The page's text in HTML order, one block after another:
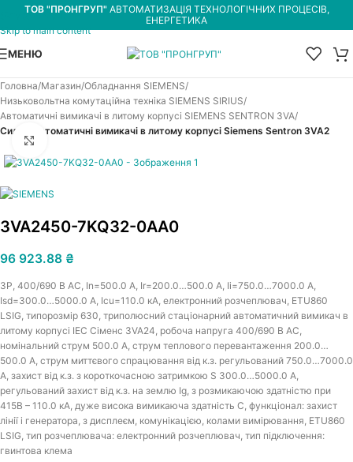
Skip to navigation
Skip to main content
ТОВ "ПРОНГРУП" АВТОМАТИЗАЦІЯ ТЕХНОЛОГІЧНИХ ПРОЦЕСІВ,
ЕНЕРГЕТИКА
МЕНЮ
Головна Магазин Обладнання SIEMENS
Низьковольтна комутаційна техніка SIEMENS SIRIUS
Автоматичні вимикачі в литому корпусі SIEMENS SENTRON 3VA
Силові автоматичні вимикачі в литому корпусі Siemens Sentron 3VA2
3VA2450-7KQ32-0AA0
96 923.88 ₴
3P, 400/690 В АС, In=500.0 A, Ir=200.0…500.0 A, Iі=750.0…7000.0 A,
Isd=300.0…5000.0 A, Icu=110.0 кА, електронний розчеплювач, ETU860
LSIG, типорозмір 630, триполюсний стаціонарний автоматичний вимикач в
литому корпусі IEC Сіменс 3VA24, робоча напруга 400/690 В АС,
номінальний струм 500.0 A, струм теплового перевантаження 200.0…
500.0 A, струм миттєвого спрацювання від к.з. регульований 750.0…7000.0
A, захист від к.з. з короткочасною затримкою S 300.0…5000.0 A,
регульований захист від к.з. на землю Ig, з розмикаючою здатністю при
415В – 110.0 кА, дуже висока вимикаюча здатність C, функціонал: захист
лінії і генератора, з дисплеєм, комунікацією, колами вимірювання, ETU860
LSIG, тип розчеплювача: електронний розчеплювач, тип підключення:
гвинтова клема